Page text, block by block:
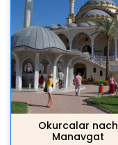
Okurcalar nach
Manavgat